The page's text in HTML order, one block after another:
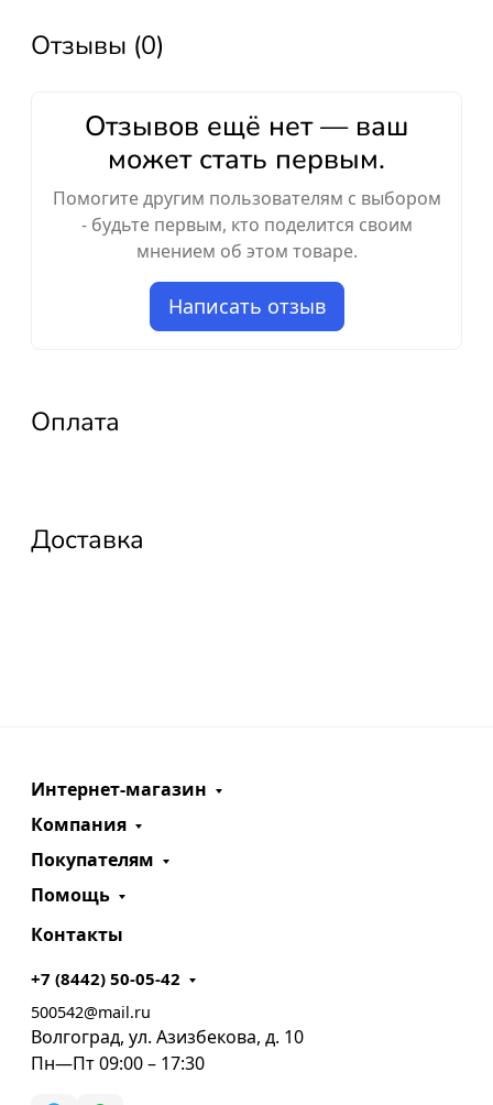
Отзывы (0)
Отзывов ещё нет — ваш
может стать первым.
Помогите другим пользователям с выбором
- будьте первым, кто поделится своим
мнением об этом товаре.
Написать отзыв
Оплата
Доставка
Интернет-магазин
Компания
Покупателям
Помощь
Контакты
+7 (8442) 50-05-42
500542@mail.ru
Волгоград, ул. Азизбекова, д. 10
Пн—Пт 09:00 – 17:30